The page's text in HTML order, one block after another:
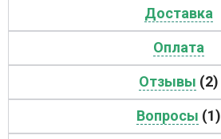
Доставка
Оплата
Отзывы (2)
Вопросы (1)